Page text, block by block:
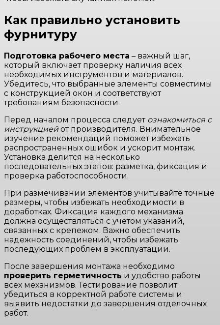
Как правильно установить
фурнитуру
Подготовка рабочего места – важный шаг,
который включает проверку наличия всех
необходимых инструментов и материалов.
Убедитесь, что выбранные элементы совместимы
с конструкцией окон и соответствуют
требованиям безопасности.
Перед началом процесса следует ознакомиться с
инструкциейот производителя. Внимательное
изучение рекомендаций поможет избежать
распространенных ошибок и ускорит монтаж.
Установка делится на несколько
последовательных этапов: разметка, фиксация и
проверка работоспособности.
При размечивании элементов учитывайте точные
размеры, чтобы избежать необходимости в
доработках. Фиксация каждого механизма
должна осуществляться с учетом указаний,
связанных с крепежом. Важно обеспечить
надежность соединений, чтобы избежать
последующих проблем в эксплуатации.
После завершения монтажа необходимо
проверить герметичность и удобство работы
всех механизмов. Тестирование позволит
убедиться в корректной работе системы и
выявить недостатки до завершения отделочных
работ.